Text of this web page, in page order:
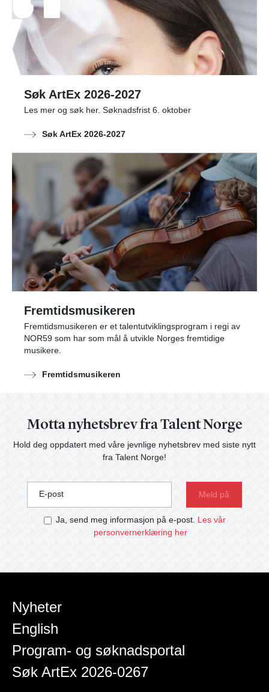
Søk ArtEx 2026-2027
Les mer og søk her. Søknadsfrist 6. oktober
Søk ArtEx 2026-2027
Fremtidsmusikeren
Fremtidsmusikeren er et talentutviklingsprogram i regi av
NOR59 som har som mål å utvikle Norges fremtidige
musikere.
Fremtidsmusikeren
Motta nyhetsbrev fra Talent Norge
Hold deg oppdatert med våre jevnlige nyhetsbrev med siste nytt
fra Talent Norge!
E-post
Ja, send meg informasjon på e-post. Les vår
personvernerklæring her
Nyheter
English
Program- og søknadsportal
Søk ArtEx 2026-0267